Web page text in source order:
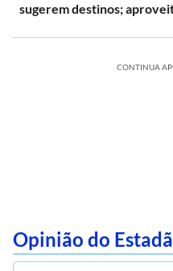
sugerem destinos;
CONTINUA
Opinião do